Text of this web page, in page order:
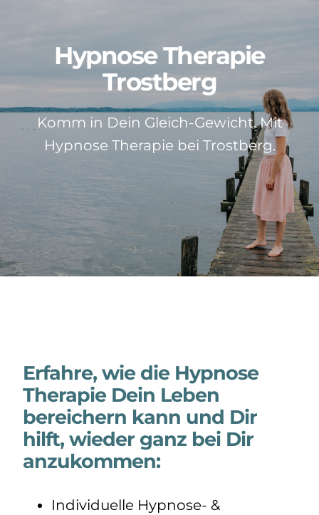
Neuigkeiten
Kontakt
Impressum
Hypnose Therapie
Trostberg
Komm in Dein Gleich-Gewicht. Mit
Hypnose Therapie bei Trostberg.
Erfahre, wie die Hypnose
Therapie Dein Leben
bereichern kann und Dir
hilft, wieder ganz bei Dir
anzukommen:
Individuelle Hypnose- &